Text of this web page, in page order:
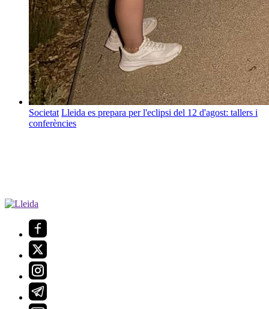
Societat Lleida es prepara per l'eclipsi del 12 d'agost: tallers i
conferències